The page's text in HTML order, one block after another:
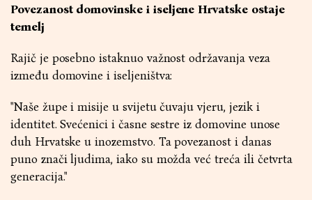
Povezanost domovinske i iseljene Hrvatske ostaje
temelj
Rajič je posebno istaknuo važnost održavanja veza
između domovine i iseljeništva:
"Naše župe i misije u svijetu čuvaju vjeru, jezik i
identitet. Svećenici i časne sestre iz domovine unose
duh Hrvatske u inozemstvo. Ta povezanost i danas
puno znači ljudima, iako su možda već treća ili četvrta
generacija."